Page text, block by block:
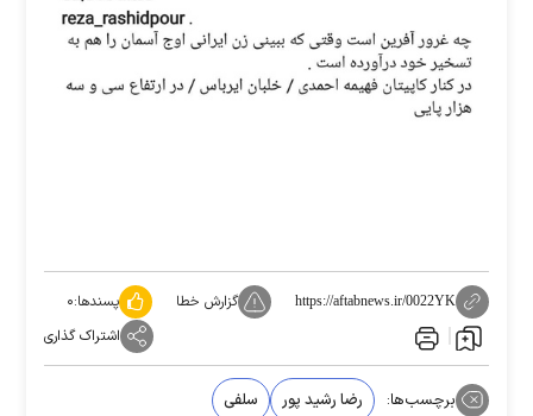
https://aftabnews.ir/0022YK گزارش خطا پسندها:۰
اشتراک گذاری
برچسب‌ها: رضا رشید پور سلفی